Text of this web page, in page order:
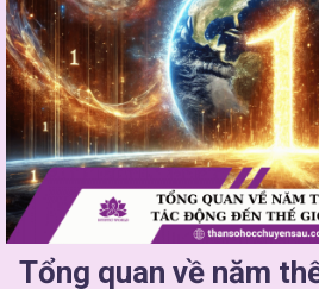
Tổng quan về năm